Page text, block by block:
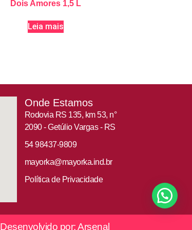
Dois Amores 1,5 L
Leia mais
Onde Estamos
Rodovia RS 135, km 53, n°
2090 - Getúlio Vargas - RS
54 98437-9809
mayorka@mayorka.ind.br
Política de Privacidade
Desenvolvido por: Arsenal